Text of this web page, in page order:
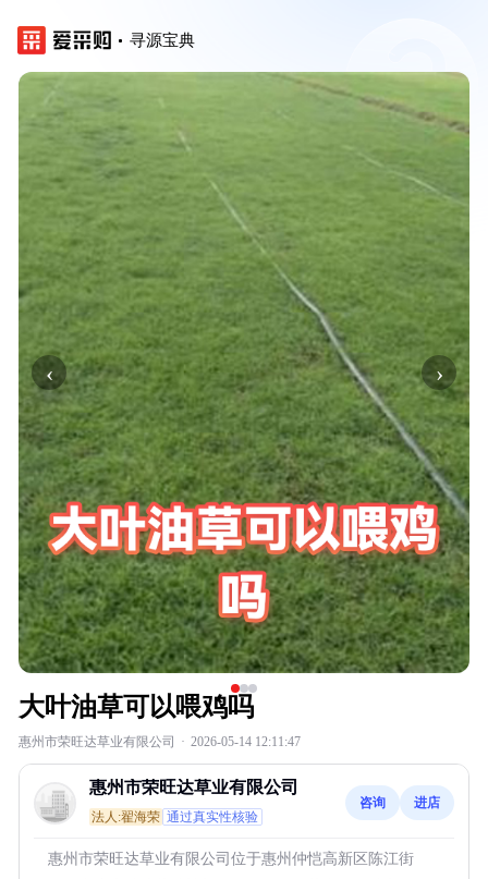
寻源宝典
‹ ›
大叶油草可以喂鸡吗
惠州市荣旺达草业有限公司 · 2026-05-14 12:11:47
惠州市荣旺达草业有限公司
法人:翟海荣 通过真实性核验
咨询 进店
惠州市荣旺达草业有限公司位于惠州仲恺高新区陈江街